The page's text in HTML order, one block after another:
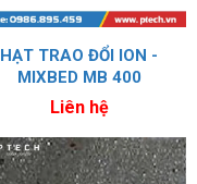
HẠT TRAO ĐỔI ION -
MIXBED MB 400
Liên hệ